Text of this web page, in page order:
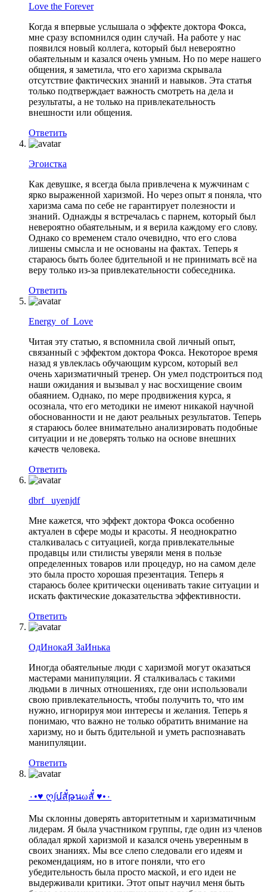
Love the Forever
Когда я впервые услышала о эффекте доктора Фокса,
мне сразу вспомнился один случай. На работе у нас
появился новый коллега, который был невероятно
обаятельным и казался очень умным. Но по мере нашего
общения, я заметила, что его харизма скрывала
отсутствие фактических знаний и навыков. Эта статья
только подтверждает важность смотреть на дела и
результаты, а не только на привлекательность
внешности или общения.
Ответить
Эгоистка
Как девушке, я всегда была привлечена к мужчинам с
ярко выраженной харизмой. Но через опыт я поняла, что
харизма сама по себе не гарантирует полезности и
знаний. Однажды я встречалась с парнем, который был
невероятно обаятельным, и я верила каждому его слову.
Однако со временем стало очевидно, что его слова
лишены смысла и не основаны на фактах. Теперь я
стараюсь быть более бдительной и не принимать всё на
веру только из-за привлекательности собеседника.
Ответить
Energy_of_Love
Читая эту статью, я вспомнила свой личный опыт,
связанный с эффектом доктора Фокса. Некоторое время
назад я увлеклась обучающим курсом, который вел
очень харизматичный тренер. Он умел подстроиться под
наши ожидания и вызывал у нас восхищение своим
обаянием. Однако, по мере продвижения курса, я
осознала, что его методики не имеют никакой научной
обоснованности и не дают реальных результатов. Теперь
я стараюсь более внимательно анализировать подобные
ситуации и не доверять только на основе внешних
качеств человека.
Ответить
dbrf_ uyenjdf
Мне кажется, что эффект доктора Фокса особенно
актуален в сфере моды и красоты. Я неоднократно
сталкивалась с ситуацией, когда привлекательные
продавцы или стилисты уверяли меня в пользе
определенных товаров или процедур, но на самом деле
это была просто хорошая презентация. Теперь я
стараюсь более критически оценивать такие ситуации и
искать фактические доказательства эффективности.
Ответить
ОдИнокаЯ ЗаИнька
Иногда обаятельные люди с харизмой могут оказаться
мастерами манипуляции. Я сталкивалась с такими
людьми в личных отношениях, где они использовали
свою привлекательность, чтобы получить то, что им
нужно, игнорируя мои интересы и желания. Теперь я
понимаю, что важно не только обратить внимание на
харизму, но и быть бдительной и уметь распознавать
манипуляции.
Ответить
٠•♥ ღ∫մสั๋թนωสั๋ ♥•٠
Мы склонны доверять авторитетным и харизматичным
лидерам. Я была участником группы, где один из членов
обладал яркой харизмой и казался очень уверенным в
своих знаниях. Мы все слепо следовали его идеям и
рекомендациям, но в итоге поняли, что его
убедительность была просто маской, и его идеи не
выдерживали критики. Этот опыт научил меня быть